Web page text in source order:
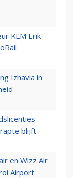
KLM Erik
Izhavia in
blijft
en Wizz Air
Airport